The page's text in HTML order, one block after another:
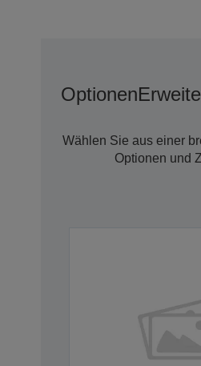
Optionen
Wählen Sie aus einer
Optionen und